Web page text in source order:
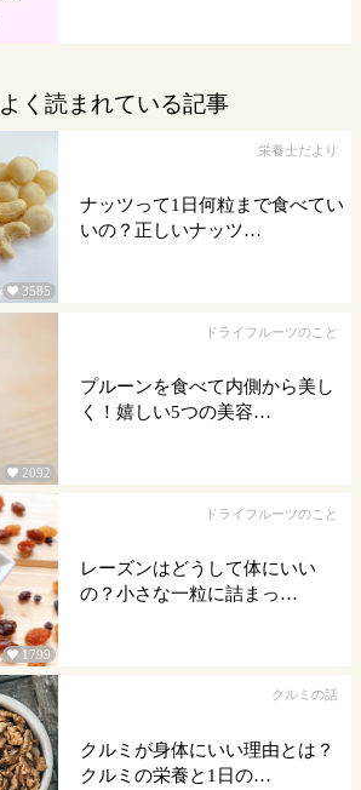
よく読まれている記事
 3585
栄養士だより
ナッツって1日何粒まで食べてい
いの？正しいナッツ…
 2092
ドライフルーツのこと
プルーンを食べて内側から美し
く！嬉しい5つの美容…
 1799
ドライフルーツのこと
レーズンはどうして体にいい
の？小さな一粒に詰まっ…
クルミの話
クルミが身体にいい理由とは？
クルミの栄養と1日の…